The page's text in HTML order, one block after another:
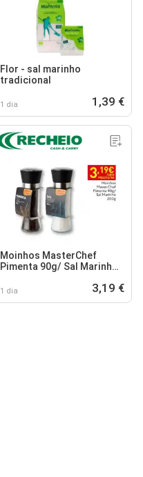
Flor - sal marinho
tradicional
1 dia 1,39 €
Moinhos MasterChef
Pimenta 90g/ Sal Marinho
1 dia 3,19 €